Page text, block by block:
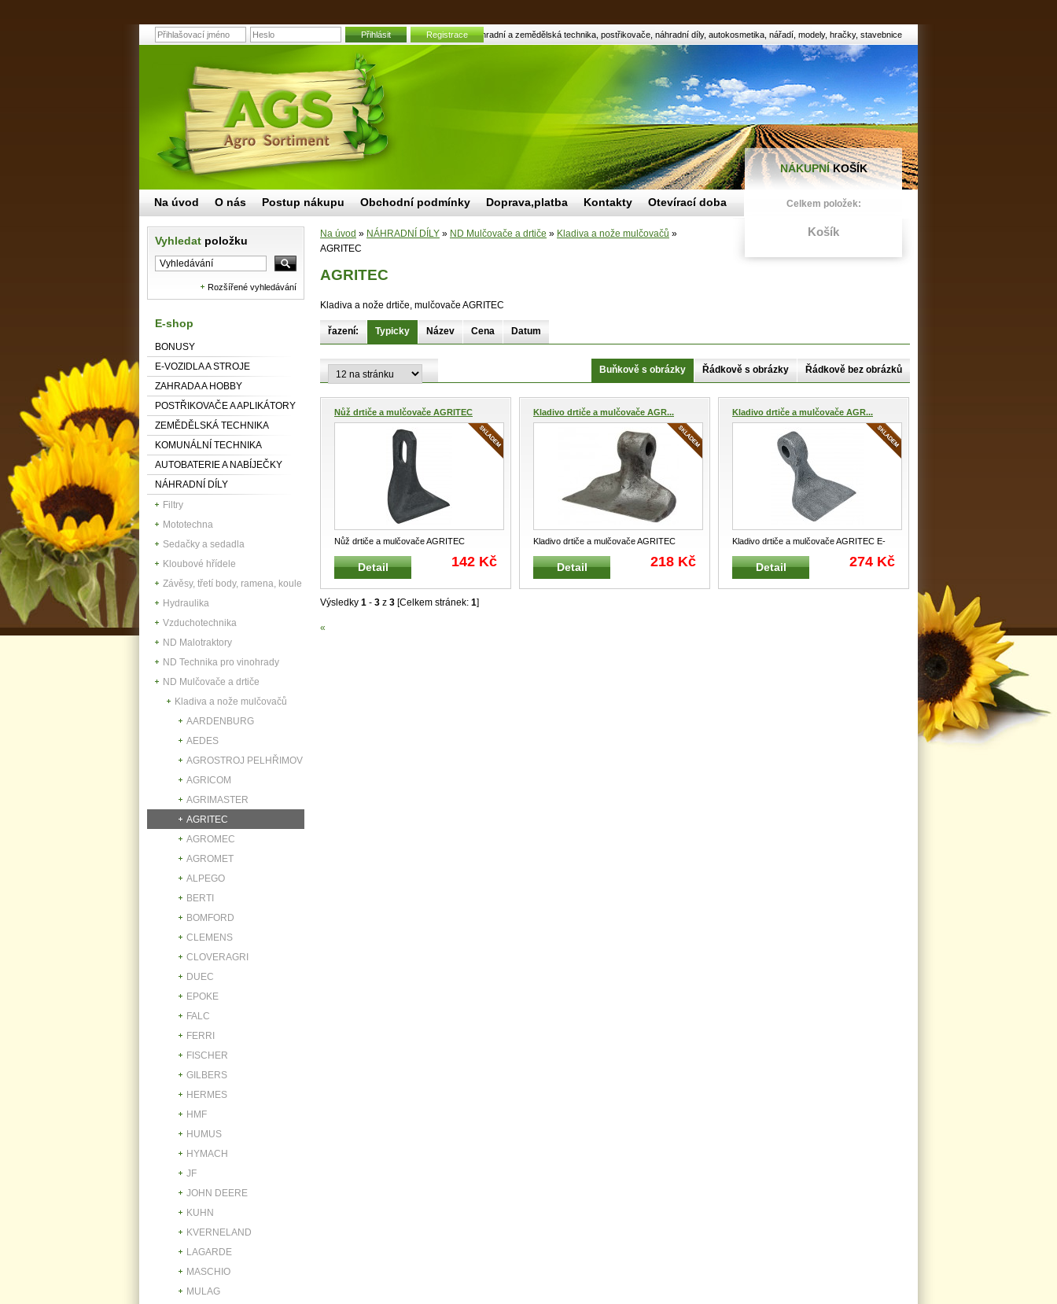
AGRITEC | Zahradní a zemědělská technika, postřikovače, náhradní díly, autokosmetika, nářadí, modely, hračky, stavebnice
Přihlásit Registrace
Vyhledat položku
Rozšířené vyhledávání
E-shop
BONUSY
E-VOZIDLA A STROJE
ZAHRADA A HOBBY
POSTŘIKOVAČE A APLIKÁTORY
ZEMĚDĚLSKÁ TECHNIKA
KOMUNÁLNÍ TECHNIKA
AUTOBATERIE A NABÍJEČKY
NÁHRADNÍ DÍLY
Filtry
Mototechna
Sedačky a sedadla
Kloubové hřídele
Závěsy, třetí body, ramena, koule
Hydraulika
Vzduchotechnika
ND Malotraktory
ND Technika pro vinohrady
ND Mulčovače a drtiče
Kladiva a nože mulčovačů
AARDENBURG
AEDES
AGROSTROJ PELHŘIMOV
AGRICOM
AGRIMASTER
AGRITEC
AGROMEC
AGROMET
ALPEGO
BERTI
BOMFORD
CLEMENS
CLOVERAGRI
DUEC
EPOKE
FALC
FERRI
FISCHER
GILBERS
HERMES
HMF
HUMUS
HYMACH
JF
JOHN DEERE
KUHN
KVERNELAND
LAGARDE
MASCHIO
MULAG
Na úvod » NÁHRADNÍ DÍLY » ND Mulčovače a drtiče » Kladiva a nože mulčovačů »
AGRITEC
AGRITEC
Kladiva a nože drtiče, mulčovače AGRITEC
řazení: Typicky Název Cena Datum
Buňkově s obrázky Řádkově s obrázky Řádkově bez obrázků
Nůž drtiče a mulčovače AGRITEC
Nůž drtiče a mulčovače AGRITEC
010132370098 Hmotnost : 150 g
Detail 142 Kč
Kladivo drtiče a mulčovače AGR...
Kladivo drtiče a mulčovače AGRITEC
MU000306 Hmotnost kladiva : 1,19
Detail 218 Kč
Kladivo drtiče a mulčovače AGR...
Kladivo drtiče a mulčovače AGRITEC E-
27-003-0, C165017 Hmotnost : 7
Detail 274 Kč
Výsledky 1 - 3 z 3 [Celkem stránek: 1]
«
NÁKUPNÍKOŠÍK
Celkem položek:
Košík
Na úvod O nás Postup nákupu Obchodní podmínky Doprava,platba Kontakty Otevírací doba